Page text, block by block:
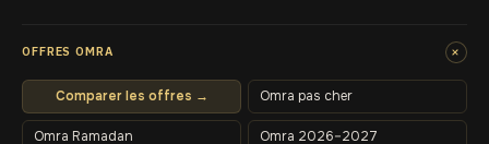
OFFRES OMRA +
Comparer les offres → Omra pas cher
Omra Ramadan Omra 2026–2027